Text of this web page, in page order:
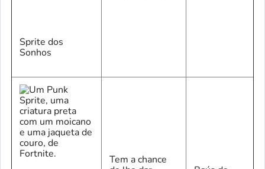
Sprite dos
Sonhos
Tem a chance